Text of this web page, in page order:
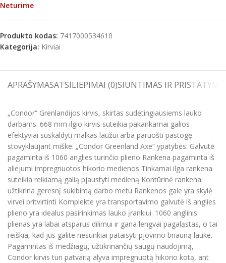
Neturime
Produkto kodas: 7417000534610
Kategorija: Kirviai
APRAŠYMASATSILIEPIMAI (0)SIUNTIMAS IR
„Condor“ Grenlandijos kirvis, skirtas sudėtingiausiems lauko
darbams. 668 mm ilgio kirvis suteikia pakankamai galios
efektyviai suskaldyti malkas laužui arba paruošti pastogę
stovyklaujant miške. „Condor Greenland Axe“ ypatybės: Galvutė
pagaminta iš 1060 anglies turinčio plieno Rankena pagaminta iš
aliejumi impregnuotos hikorio medienos Tinkamai ilga rankena
suteikia reikiamą galią pjaustyti medieną Kontūrinė rankena
užtikrina geresnį sukibimą darbo metu Rankenos gale yra skylė
virvei pritvirtinti Komplekte yra transportavimo galvutė iš anglies
plieno yra idealus pasirinkimas lauko įrankiui. 1060 anglinis
plienas yra labai atsparus dilimui ir gana lengvai pagaląstas, o tai
reiškia, kad jūs galite nesunkiai pataisyti pjovimo briauną lauke.
Pagamintas iš medžiagų, užtikrinančių saugų naudojimą,
Condor kirvis turi patvarią alyva impregnuotą hikorio kotą, ant